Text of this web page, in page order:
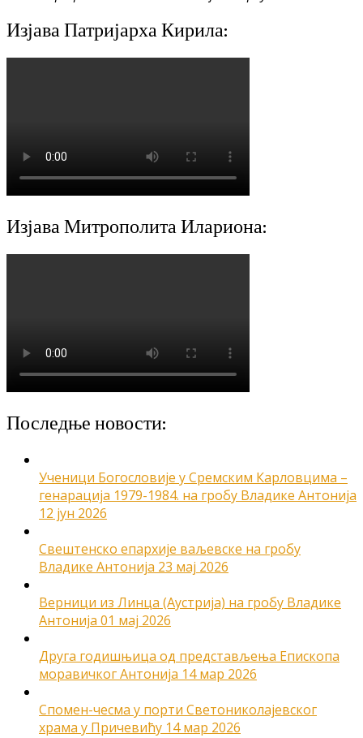
Изјава Патријарха Кирила:
Изјава Митрополита Илариона:
Последње новости:
Ученици Богословије у Сремским Карловцима –
генарација 1979-1984. на гробу Владике Антонија
12 јун 2026
Свештенско епархије ваљевске на гробу
Владике Антонија 23 мај 2026
Верници из Линца (Аустрија) на гробу Владике
Антонија 01 мај 2026
Друга годишњица од представљења Епископа
моравичког Антонија 14 мар 2026
Спомен-чесма у порти Светониколајевског
храма у Причевићу 14 мар 2026